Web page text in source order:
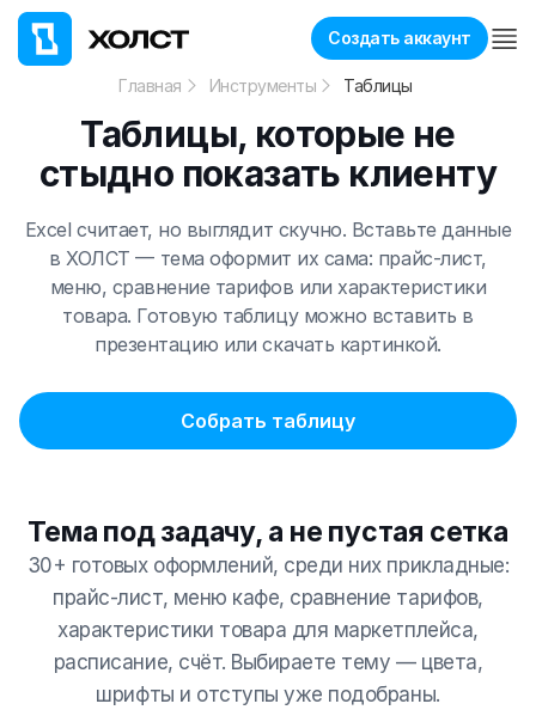
Создать аккаунт
Главная Инструменты Таблицы
Таблицы, которые не
стыдно показать клиенту
Excel считает, но выглядит скучно. Вставьте данные
в ХОЛСТ — тема оформит их сама: прайс-лист,
меню, сравнение тарифов или характеристики
товара. Готовую таблицу можно вставить в
презентацию или скачать картинкой.
Собрать таблицу
Тема под задачу, а не пустая сетка
30+ готовых оформлений, среди них прикладные:
прайс-лист, меню кафе, сравнение тарифов,
характеристики товара для маркетплейса,
расписание, счёт. Выбираете тему — цвета,
шрифты и отступы уже подобраны.